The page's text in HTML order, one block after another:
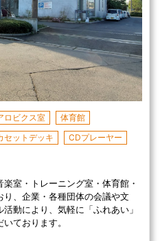
ロビクス室
体育館
セットデッキ
CDプレーヤー
室・トレーニング室・体育館・
、企業・各種団体の会議や文
動により、気軽に「ふれあい」
ております。